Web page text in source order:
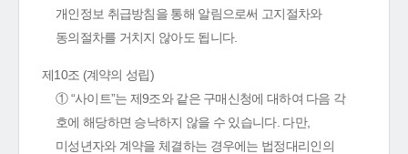
개인정보 취급방침을 통해 알림으로써 고지절차와
동의절차를 거치지 않아도 됩니다.
제10조 (계약의 성립)
① “사이트”는 제9조와 같은 구매신청에 대하여 다음 각
호에 해당하면 승낙하지 않을 수 있습니다. 다만,
미성년자와 계약을 체결하는 경우에는 법정대리인의